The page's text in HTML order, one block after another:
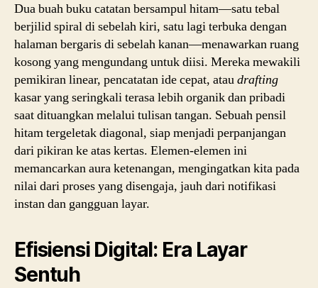
Dua buah buku catatan bersampul hitam—satu tebal
berjilid spiral di sebelah kiri, satu lagi terbuka dengan
halaman bergaris di sebelah kanan—menawarkan ruang
kosong yang mengundang untuk diisi. Mereka mewakili
pemikiran linear, pencatatan ide cepat, ataudrafting
kasar yang seringkali terasa lebih organik dan pribadi
saat dituangkan melalui tulisan tangan. Sebuah pensil
hitam tergeletak diagonal, siap menjadi perpanjangan
dari pikiran ke atas kertas. Elemen-elemen ini
memancarkan aura ketenangan, mengingatkan kita pada
nilai dari proses yang disengaja, jauh dari notifikasi
instan dan gangguan layar.
Efisiensi Digital: Era Layar
Sentuh